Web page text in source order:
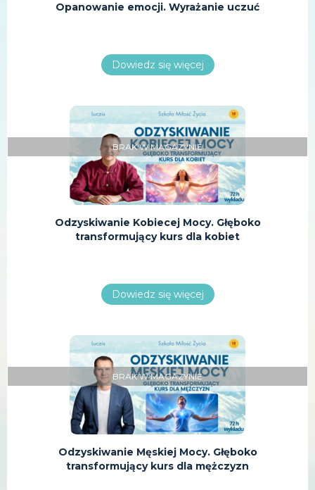
Opanowanie emocji. Wyrażanie uczuć
Dowiedz się więcej
Odzyskiwanie Kobiecej Mocy. Głęboko
transformujący kurs dla kobiet
Dowiedz się więcej
BRAK W MAGAZYNIE
Odzyskiwanie Męskiej Mocy. Głęboko
transformujący kurs dla mężczyzn
BRAK W MAGAZYNIE